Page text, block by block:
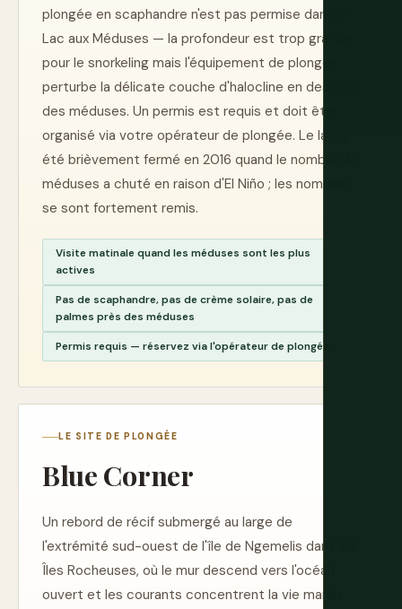
plongée en scaphandre n'est pas permise dans le
Lac aux Méduses — la profondeur est trop grande
pour le snorkeling mais l'équipement de plongée
perturbe la délicate couche d'halocline en dessous
des méduses. Un permis est requis et doit être
organisé via votre opérateur de plongée. Le lac a
été brièvement fermé en 2016 quand le nombre de
méduses a chuté en raison d'El Niño ; les nombres
se sont fortement remis.
Visite matinale quand les méduses sont les plus
actives
Pas de scaphandre, pas de crème solaire, pas de
palmes près des méduses
Permis requis — réservez via l'opérateur de plongée
LE SITE DE PLONGÉE
Blue Corner
Un rebord de récif submergé au large de
l'extrémité sud-ouest de l'île de Ngemelis dans les
Îles Rocheuses, où le mur descend vers l'océan
ouvert et les courants concentrent la vie marine